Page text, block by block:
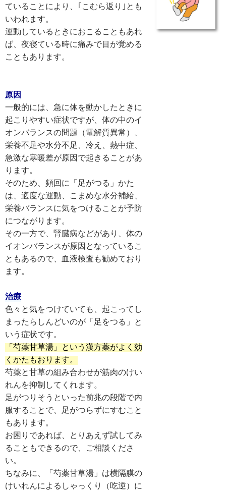
ていることにより、｢こむら返り｣とも
いわれます。
運動しているときにおこることもあれ
ば、夜寝ている時に痛みで目が覚める
こともあります。
原因
一般的には、急に体を動かしたときに
起こりやすい症状ですが、体の中のイ
オンバランスの問題（電解質異常）、
栄養不足や水分不足、冷え、熱中症、
急激な寒暖差が原因で起きることがあ
ります。
そのため、頻回に「足がつる」かた
は、適度な運動、こまめな水分補給、
栄養バランスに気をつけることが予防
につながります。
その一方で、腎臓病などがあり、体の
イオンバランスが原因となっているこ
ともあるので、血液検査も勧めており
ます。
治療
色々と気をつけていても、起こってし
まったらしんどいのが「足をつる」と
「芍薬甘草湯」という漢方薬がよく効
くかたもおります。
芍薬と甘草の組み合わせが筋肉のけい
れんを抑制してくれます。
足がつりそうといった前兆の段階で内
服することで、足がつらずにすむこと
もあります。
お困りであれば、とりあえず試してみ
ることもできるので、ご相談くださ
い。
ちなみに、「芍薬甘草湯」は横隔膜の
けいれんによるしゃっくり（吃逆）に